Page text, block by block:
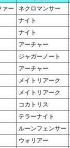
ァー
ネクロマンサー
ナイト
ナイト
アーチャー
ジャガーノート
アーチャー
メイトリアーク
メイトリアーク
コカトリス
テラーナイト
ルーンフェンサー
ウォリアー